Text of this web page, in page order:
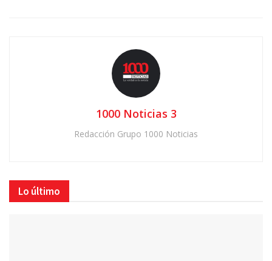
1000 Noticias 3
Redacción Grupo 1000 Noticias
Lo último